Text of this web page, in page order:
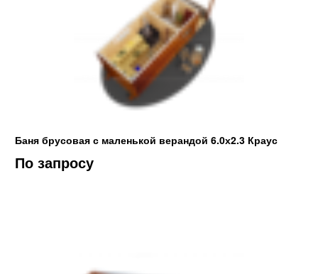
Баня брусовая с маленькой верандой 6.0х2.3 Краус
По запросу